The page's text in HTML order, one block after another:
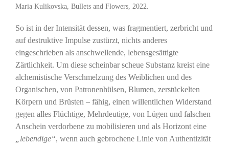
Maria Kulikovska, Bullets and Flowers, 2022.
So ist in der Intensität dessen, was fragmentiert, zerbricht und
auf destruktive Impulse zustürzt, nichts anderes
eingeschrieben als anschwellende, lebensgesättigte
Zärtlichkeit. Um diese scheinbar scheue Substanz kreist eine
alchemistische Verschmelzung des Weiblichen und des
Organischen, von Patronenhülsen, Blumen, zerstückelten
Körpern und Brüsten – fähig, einen willentlichen Widerstand
gegen alles Flüchtige, Mehrdeutige, von Lügen und falschen
Anschein verdorbene zu mobilisieren und als Horizont eine
„lebendige“, wenn auch gebrochene Linie von Authentizität